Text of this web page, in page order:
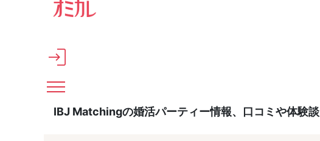
メインコンテンツへスキップ
IBJ Matchingの婚活パーティー情報、口コミや体験談